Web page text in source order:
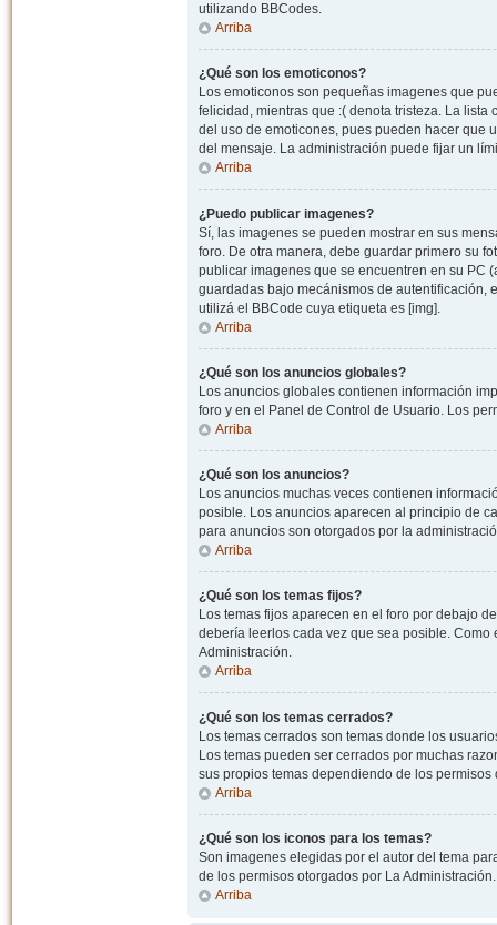
utilizando BBCodes.
Arriba
¿Qué son los emoticonos?
Los emoticonos son pequeñas imagenes que
felicidad, mientras que :( denota tristeza. La
del uso de emoticones, pues pueden hacer que
del mensaje. La administración puede fijar un
Arriba
¿Puedo publicar imagenes?
Sí, las imagenes se pueden mostrar en sus
foro. De otra manera, debe guardar primero su
publicar imagenes que se encuentren en su PC
guardadas bajo mecánismos de autentificación,
utilizá el BBCode cuya etiqueta es [img].
Arriba
¿Qué son los anuncios globales?
Los anuncios globales contienen información
foro y en el Panel de Control de Usuario. Los
Arriba
¿Qué son los anuncios?
Los anuncios muchas veces contienen
posible. Los anuncios aparecen al principio de
para anuncios son otorgados por la
Arriba
¿Qué son los temas fijos?
Los temas fijos aparecen en el foro por debajo
debería leerlos cada vez que sea posible.
Administración.
Arriba
¿Qué son los temas cerrados?
Los temas cerrados son temas donde los
Los temas pueden ser cerrados por muchas
sus propios temas dependiendo de los
Arriba
¿Qué son los iconos para los temas?
Son imagenes elegidas por el autor del tema
de los permisos otorgados por La Administración.
Arriba